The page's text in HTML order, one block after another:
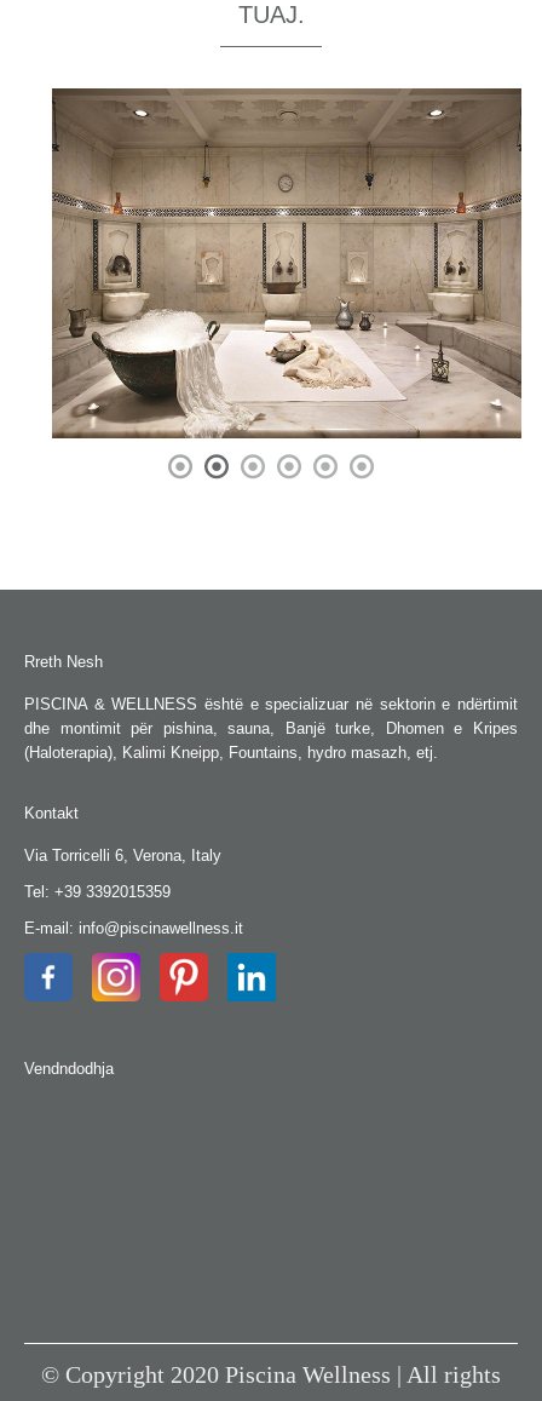
TUAJ.
Rreth Nesh
PISCINA & WELLNESS është e specializuar në sektorin e ndërtimit
dhe montimit për pishina, sauna, Banjë turke, Dhomen e Kripes
(Haloterapia), Kalimi Kneipp, Fountains, hydro masazh, etj.
Kontakt
Via Torricelli 6, Verona, Italy
Tel: +39 3392015359
E-mail: info@piscinawellness.it
Vendndodhja
© Copyright 2020 Piscina Wellness | All rights